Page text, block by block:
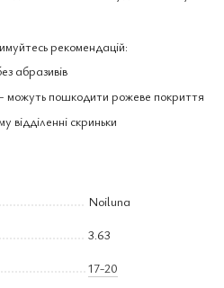
рекомендацій:
абразивів
можуть пошкодити рожеве покриття
відділенні скриньки
Noiluna
3.63
17-20